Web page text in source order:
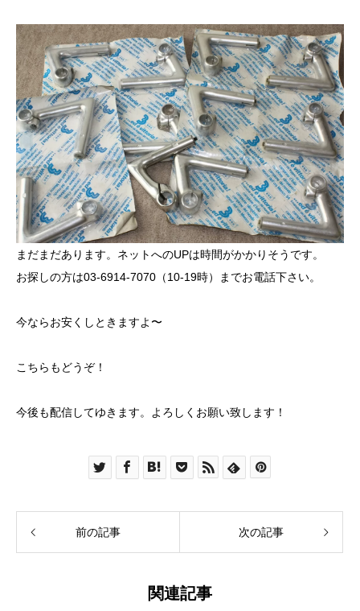
まだまだあります。ネットへのUPは時間がかかりそうです。
お探しの方は03-6914-7070（10-19時）までお電話下さい。
今ならお安くしときますよ〜
こちら もどうぞ！
今後も配信してゆきます。よろしくお願い致します！
前の記事 次の記事
関連記事